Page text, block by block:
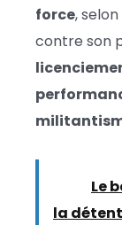
force,
contre son
Le
la